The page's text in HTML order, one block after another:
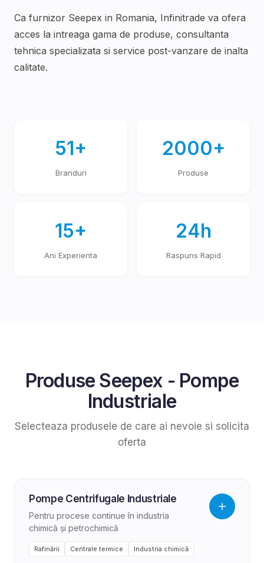
Ca furnizor Seepex in Romania, Infinitrade va ofera
acces la intreaga gama de produse, consultanta
tehnica specializata si service post-vanzare de inalta
calitate.
51+
Branduri
2000+
Produse
15+
Ani Experienta
24h
Raspuns Rapid
ProduseSeepex - Pompe
Industriale
Selecteaza produsele de care ai nevoie si solicita
oferta
Pompe Centrifugale Industriale
Pentru procese continue în industria
chimică și petrochimică
Rafinării Centrale termice Industria chimică